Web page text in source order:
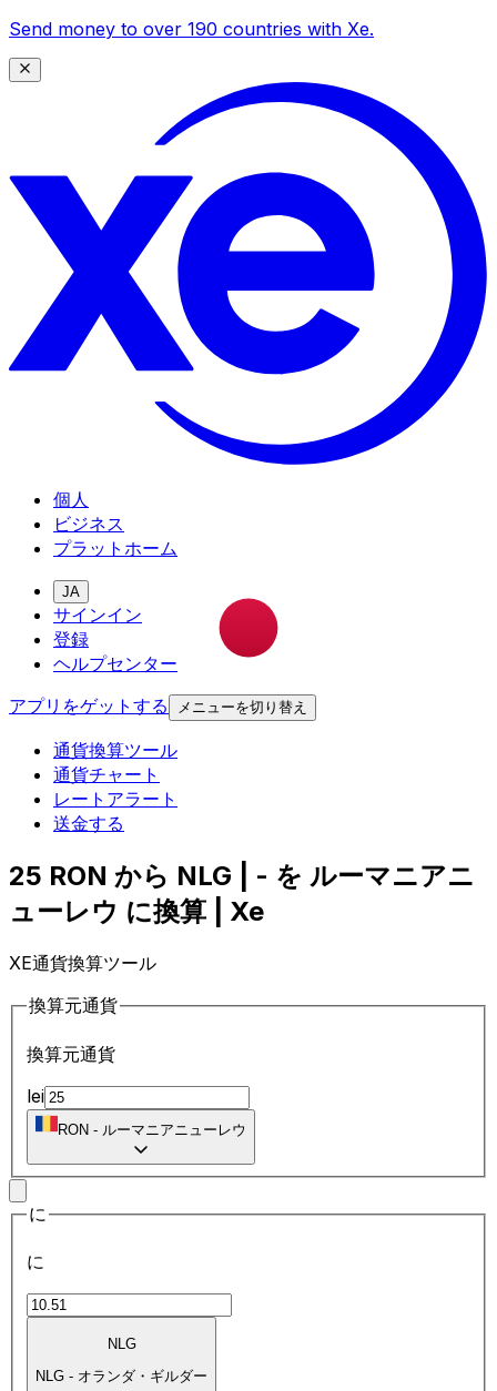
Send money to over 190 countries with Xe.
個人
ビジネス
プラットホーム
JA
サインイン
登録
ヘルプセンター
アプリをゲットする
メニューを切り替え
通貨換算ツール
通貨チャート
レートアラート
送金する
25 RON から NLG | - を ルーマニアニ
ューレウ に換算 | Xe
XE通貨換算ツール
換算元通貨
換算元通貨
lei
RON - ルーマニアニューレウ
に
に
NLG
NLG - オランダ・ギルダー